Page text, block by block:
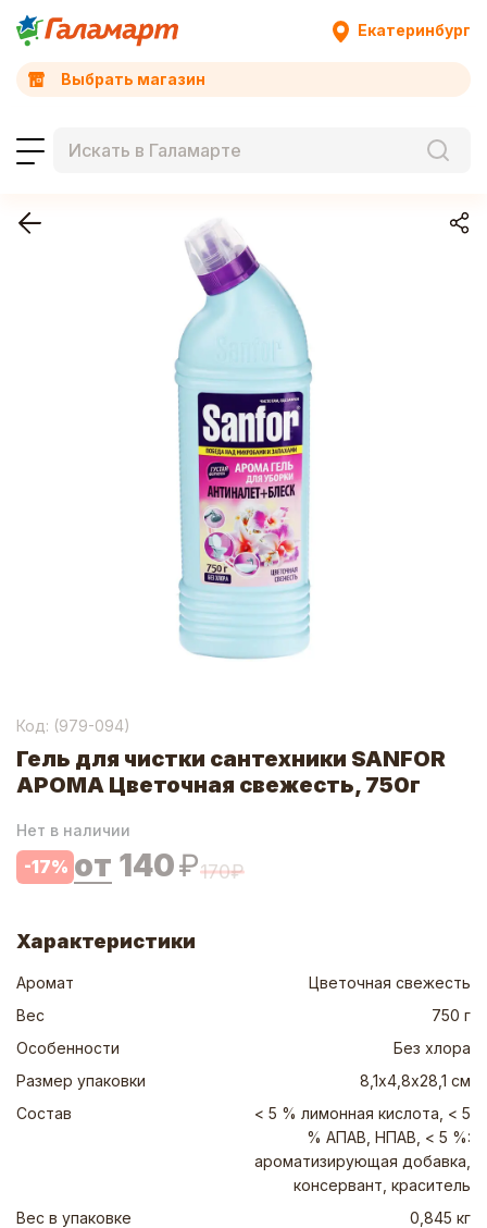
Екатеринбург
Выбрать магазин
Код: (979-094)
Гель для чистки сантехники SANFOR
АРОМА Цветочная свежесть, 750г
Нет в наличии
-17% от 140₽170₽
Характеристики
Аромат
Цветочная свежесть
Вес
750 г
Особенности
Без хлора
Размер упаковки
8,1х4,8х28,1 см
Состав
< 5 % лимонная кислота, < 5
% АПАВ, НПАВ, < 5 %:
ароматизирующая добавка,
консервант, краситель
Вес в упаковке
0,845 кг